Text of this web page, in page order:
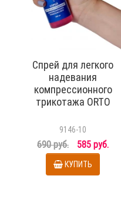
Спрей для легкого
надевания
компрессионного
трикотажа ORTO
9146-10
690 руб. 585 руб.
КУПИТЬ